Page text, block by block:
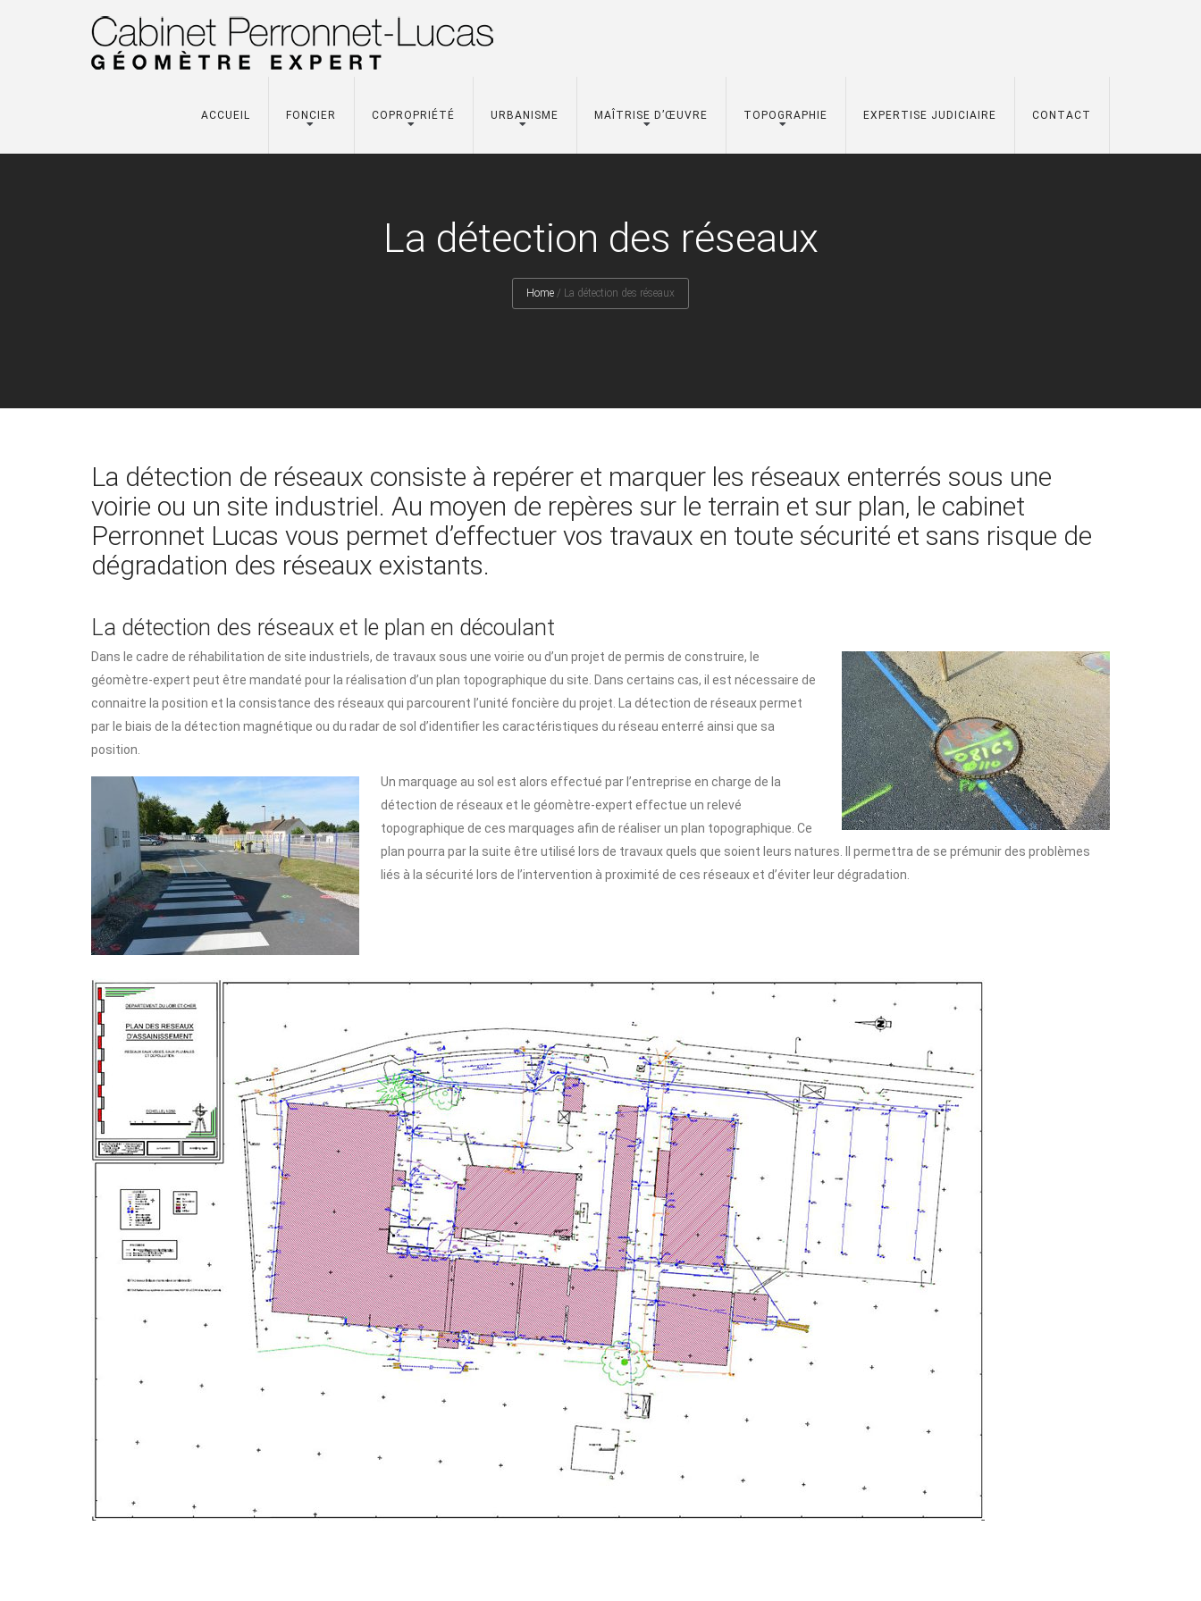
ACCUEIL FONCIER COPROPRIÉTÉ URBANISME MAÎTRISE D’ŒUVRE TOPOGRAPHIE EXPERTISE JUDICIAIRE CONTACT
La détection des réseaux
Home / La détection des réseaux
La détection de réseaux consiste à repérer et marquer les réseaux enterrés sous une
voirie ou un site industriel. Au moyen de repères sur le terrain et sur plan, le cabinet
Perronnet Lucas vous permet d’effectuer vos travaux en toute sécurité et sans risque de
dégradation des réseaux existants.
La détection des réseaux et le plan en découlant
Dans le cadre de réhabilitation de site industriels, de travaux sous une voirie ou d’un projet de permis de construire, le
géomètre-expert peut être mandaté pour la réalisation d’un plan topographique du site. Dans certains cas, il est nécessaire de
connaitre la position et la consistance des réseaux qui parcourent l’unité foncière du projet. La détection de réseaux permet
par le biais de la détection magnétique ou du radar de sol d’identifier les caractéristiques du réseau enterré ainsi que sa
position.
Un marquage au sol est alors effectué par l’entreprise en charge de la
détection de réseaux et le géomètre-expert effectue un relevé
topographique de ces marquages afin de réaliser un plan topographique. Ce
plan pourra par la suite être utilisé lors de travaux quels que soient leurs natures. Il permettra de se prémunir des problèmes
liés à la sécurité lors de l’intervention à proximité de ces réseaux et d’éviter leur dégradation.